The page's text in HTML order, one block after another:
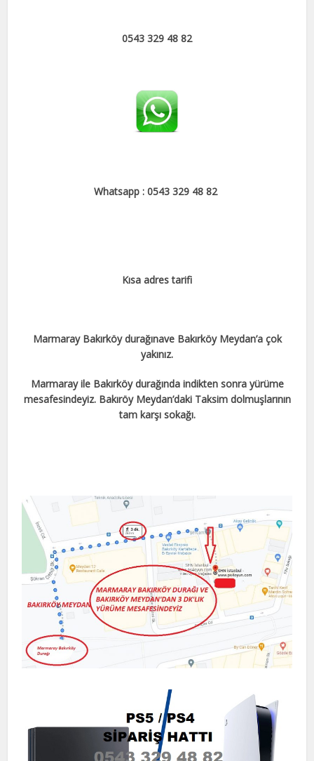
0543 329 48 82
Whatsapp : 0543 329 48 82
Kısa adres tarifi
Marmaray Bakırköy durağınave Bakırköy Meydan’a çok
yakınız.
Marmaray ile Bakırköy durağında indikten sonra yürüme
mesafesindeyiz. Bakıröy Meydan’daki Taksim dolmuşlarının
tam karşı sokağı.